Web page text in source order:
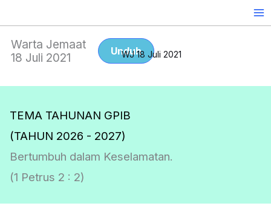
contentWarta Jemaat
18 Juli 2021
Unduh
WJ 18 Juli 2021
TEMA TAHUNAN GPIB
(TAHUN 2026 - 2027)
Bertumbuh dalam Keselamatan.
(1 Petrus 2 : 2)